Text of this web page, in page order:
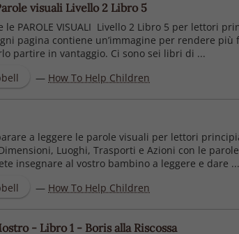
visuali Livello 2 Libro 5
le PAROLE VISUALI Livello 2 Libro 5 per lettori
pagina contiene un’immagine per rendere
partire in vantaggio. Ci sono sei libri di ...
— How To Help Children
a leggere le parole visuali per lettori
Luoghi, Trasporti e Azioni con le
insegnare al vostro bambino a leggere e dare ...
— How To Help Children
- Libro 1 - Boris alla Riscossa